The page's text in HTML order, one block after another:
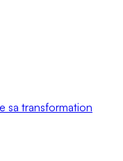
sa transformation